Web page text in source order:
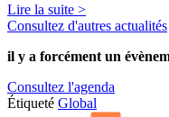
Lire la suite >
Consultez d'autres actualités
il y a forcément un
Consultez l'agenda
Étiqueté Global